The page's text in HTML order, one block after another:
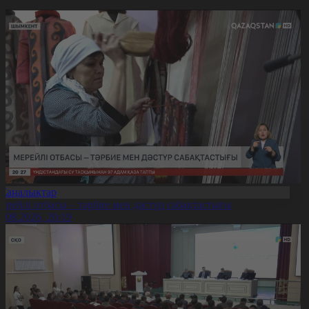
отбасы – тәрбие мен дәстүр сабақтастығы
20:19